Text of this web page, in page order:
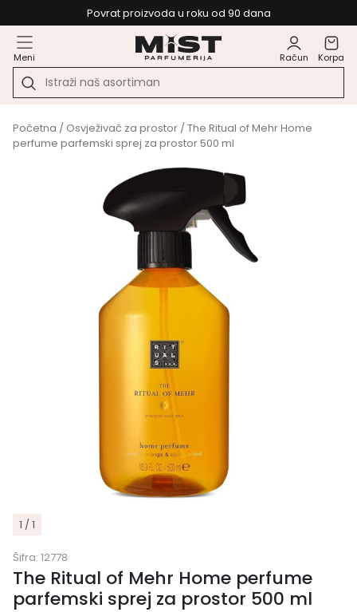
Povrat proizvoda u roku od 90 dana
Meni Račun Korpa
Početna / Osvježivač za prostor / The Ritual of Mehr Home
perfume parfemski sprej za prostor 500 ml
1 / 1
Šifra: 12778
The Ritual of Mehr Home perfume
parfemski sprej za prostor 500 ml